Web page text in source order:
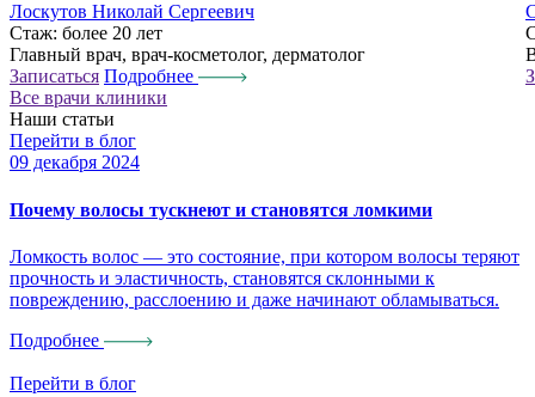
Лоскутов Николай Сергеевич
Стаж: более 20 лет
Главный врач, врач-косметолог, дерматолог
Записаться Подробнее
Все врачи клиники
Наши статьи
Перейти в блог
09 декабря 2024
Почему волосы тускнеют и становятся ломкими
Ломкость волос — это состояние, при котором волосы теряют
прочность и эластичность, становятся склонными к
повреждению, расслоению и даже начинают обламываться.
Подробнее
Перейти в блог